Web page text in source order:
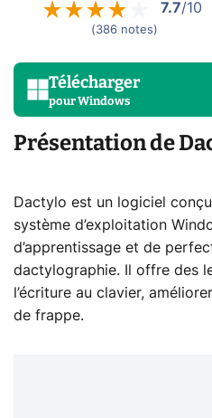
7.7/10
(386 notes)
Télécharger
pourWindows
Présentation de
Dactylo est un logiciel
système d’exploitation
d’apprentissage et de
dactylographie. Il offre des
l’écriture au clavier,
de frappe.